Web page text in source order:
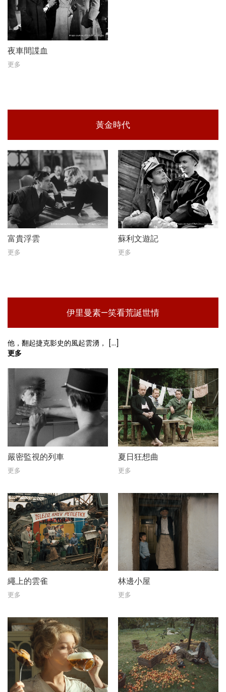
夜車間諜血
更多
黃金時代
富貴浮雲
更多
蘇利文遊記
更多
伊里曼素—笑看荒誕世情
他，翻起捷克影史的風起雲湧， [...]
更多
嚴密監視的列車
更多
夏日狂想曲
更多
繩上的雲雀
更多
林邊小屋
更多